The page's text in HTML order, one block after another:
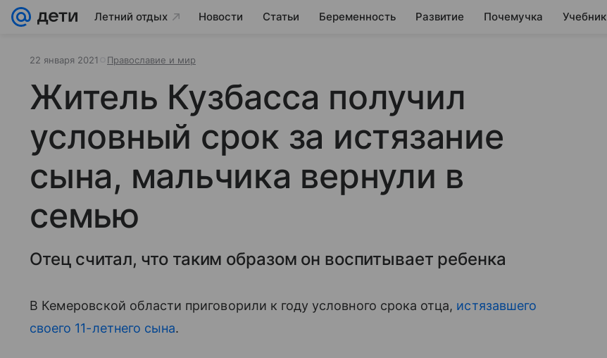
Летний отдых Новости Статьи Беременность Развитие Почемучка Учебник
22 января 2021 Православие и мир
Житель Кузбасса получил
условный срок за истязание
сына, мальчика вернули в
семью
Отец считал, что таким образом он воспитывает ребенка
В Кемеровской области приговорили к году условного срока отца, истязавшего
своего 11-летнего сына.